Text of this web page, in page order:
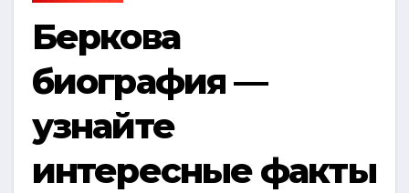
Беркова
биография —
узнайте
интересные факты